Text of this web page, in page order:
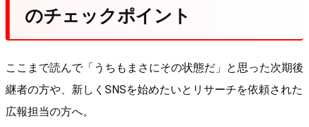
のチェックポイント
ここまで読んで「うちもまさにその状態だ」と思った次期後
継者の方や、新しくSNSを始めたいとリサーチを依頼された
広報担当の方へ。